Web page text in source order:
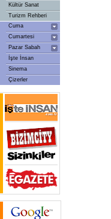
Kültür Sanat
Turizm Rehberi
Cuma
Cumartesi
Pazar Sabah
İşte İnsan
Sinema
Çizerler